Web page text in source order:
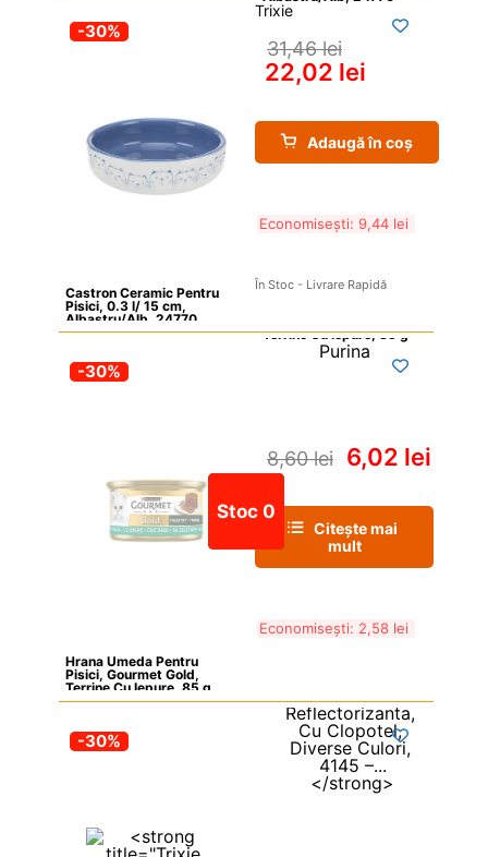
-30%
Castron Ceramic Pentru
Pisici, 0.3 l/ 15 cm,
Albastru/Alb, 24770
Trixie
31,46 lei
22,02 lei
Adaugă în coș
Economisești: 9,44 lei
În Stoc - Livrare Rapidă
Stoc 0
-30%
Hrana Umeda Pentru
Pisici, Gourmet Gold,
Terrine Cu Iepure, 85 g
Purina
8,60 lei 6,02 lei
Citește mai
mult
Economisești: 2,58 lei
-30%